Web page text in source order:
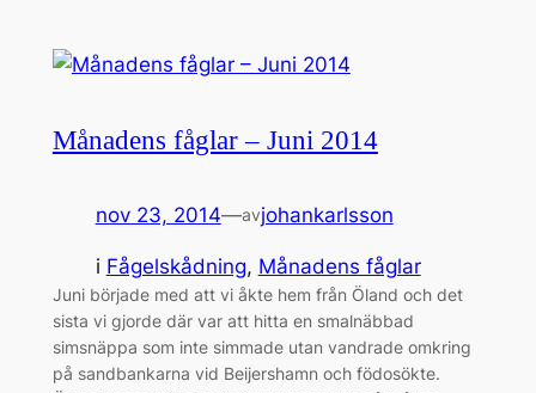
Månadens fåglar – Juni 2014
nov 23, 2014—avjohankarlsson
i Fågelskådning, Månadens fåglar
Juni började med att vi åkte hem från Öland och det
sista vi gjorde där var att hitta en smalnäbbad
simsnäppa som inte simmade utan vandrade omkring
på sandbankarna vid Beijershamn och födosökte.